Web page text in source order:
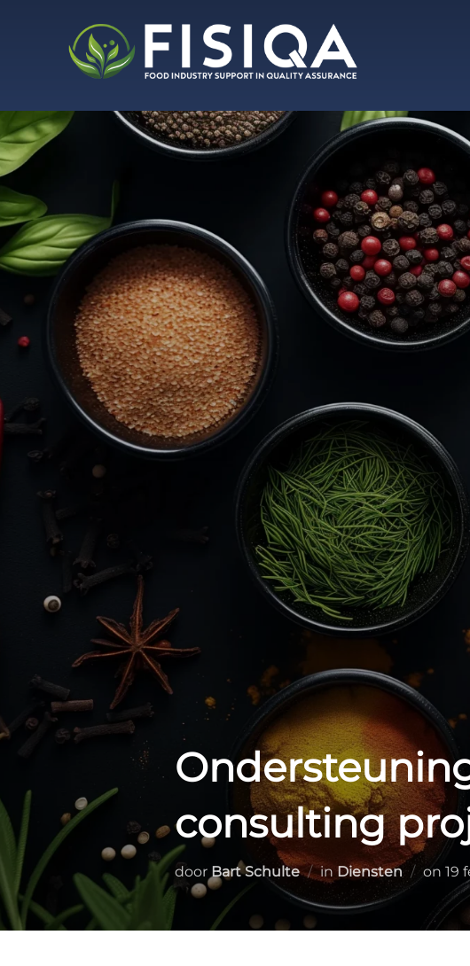
consulting
door Bart Schulte in Diensten on 19